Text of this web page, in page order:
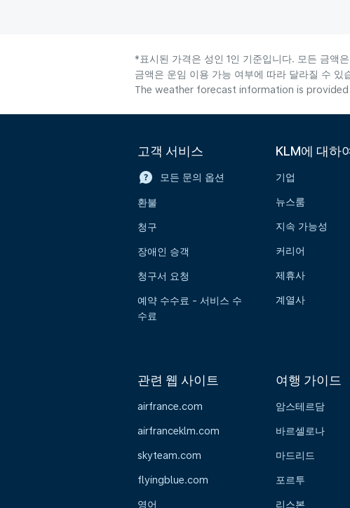
*표시된 가격은 성인 1인 기준입니다. 모든 금액
금액은 운임 이용 가능 여부에 따라 달라질 수 있
The weather forecast information is
고객 서비스
모든 문의 옵션
환불
청구
장애인 승객
청구서 요청
예약 수수료 - 서비스 수
수료
KLM에 대하
기업
뉴스룸
지속 가능성
커리어
제휴사
계열사
관련 웹 사이트
airfrance.com
airfranceklm.com
skyteam.com
flyingblue.com
영어
여행 가이드
암스테르담
바르셀로나
마드리드
포르투
리스본